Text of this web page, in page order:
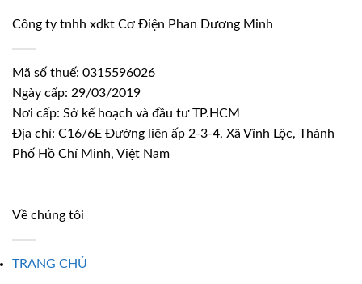
Công ty tnhh xdkt Cơ Điện Phan Dương Minh
Mã số thuế: 0315596026
Ngày cấp: 29/03/2019
Nơi cấp: Sở kế hoạch và đầu tư TP.HCM
Địa chỉ: C16/6E Đường liên ấp 2-3-4, Xã Vĩnh Lộc, Thành
Phố Hồ Chí Minh, Việt Nam
Về chúng tôi
TRANG CHỦ